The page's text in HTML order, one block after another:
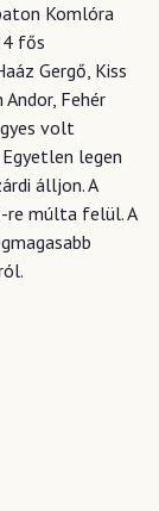
Komlóra
fős
Gergő, Kiss
Fehér
volt
legen
álljon. A
re múlta felül. A